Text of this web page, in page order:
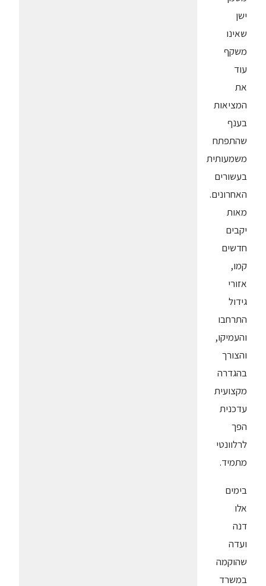
ישן
שאינו
משקף
עוד
את
המציאות
בענף
שהתפתח
משמעותית
בעשורים
האחרונים.
מאות
יקבים
חדשים
קמו,
אזורי
גידול
התרחבו
והעמיקו,
והצורך
בהגדרה
מקצועית
עדכנית
הפך
לרלוונטי
מתמיד.
בימים
אלו
דנה
ועדה
שהוקמה
במשרד